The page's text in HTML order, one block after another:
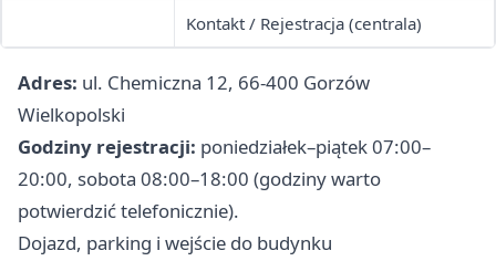
Kontakt / Rejestracja (centrala)
Adres: ul. Chemiczna 12, 66-400 Gorzów
Wielkopolski
Godziny rejestracji: poniedziałek–piątek 07:00–
20:00, sobota 08:00–18:00 (godziny warto
potwierdzić telefonicznie).
Dojazd, parking i wejście do budynku